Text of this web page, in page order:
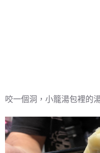
咬一個洞，小籠湯包裡的